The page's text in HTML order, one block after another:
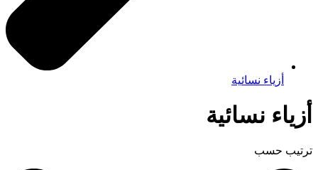
أزياء نسائية
أزياء نسائية
ترتيب حسب